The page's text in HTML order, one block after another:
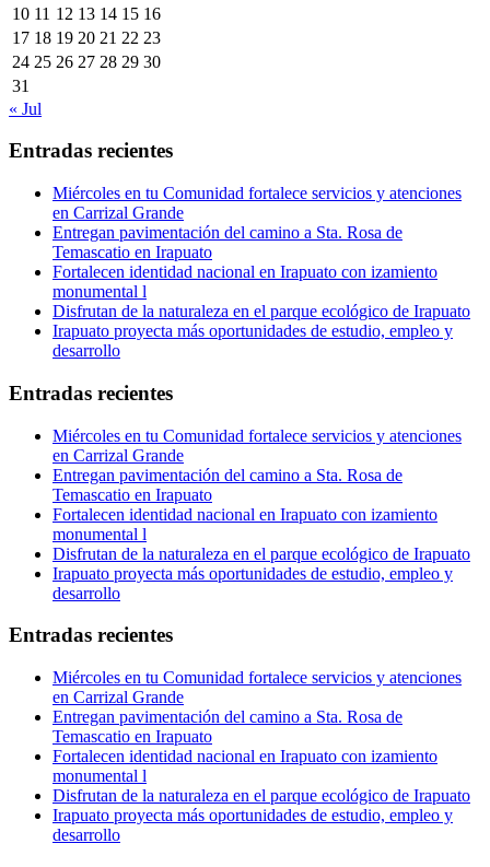
10 11 12 13 14 15 16
17 18 19 20 21 22 23
24 25 26 27 28 29 30
31
« Jul
Entradas recientes
Miércoles en tu Comunidad fortalece servicios y atenciones
en Carrizal Grande
Entregan pavimentación del camino a Sta. Rosa de
Temascatio en Irapuato
Fortalecen identidad nacional en Irapuato con izamiento
monumental l
Disfrutan de la naturaleza en el parque ecológico de Irapuato
Irapuato proyecta más oportunidades de estudio, empleo y
desarrollo
Entradas recientes
Miércoles en tu Comunidad fortalece servicios y atenciones
en Carrizal Grande
Entregan pavimentación del camino a Sta. Rosa de
Temascatio en Irapuato
Fortalecen identidad nacional en Irapuato con izamiento
monumental l
Disfrutan de la naturaleza en el parque ecológico de Irapuato
Irapuato proyecta más oportunidades de estudio, empleo y
desarrollo
Entradas recientes
Miércoles en tu Comunidad fortalece servicios y atenciones
en Carrizal Grande
Entregan pavimentación del camino a Sta. Rosa de
Temascatio en Irapuato
Fortalecen identidad nacional en Irapuato con izamiento
monumental l
Disfrutan de la naturaleza en el parque ecológico de Irapuato
Irapuato proyecta más oportunidades de estudio, empleo y
desarrollo